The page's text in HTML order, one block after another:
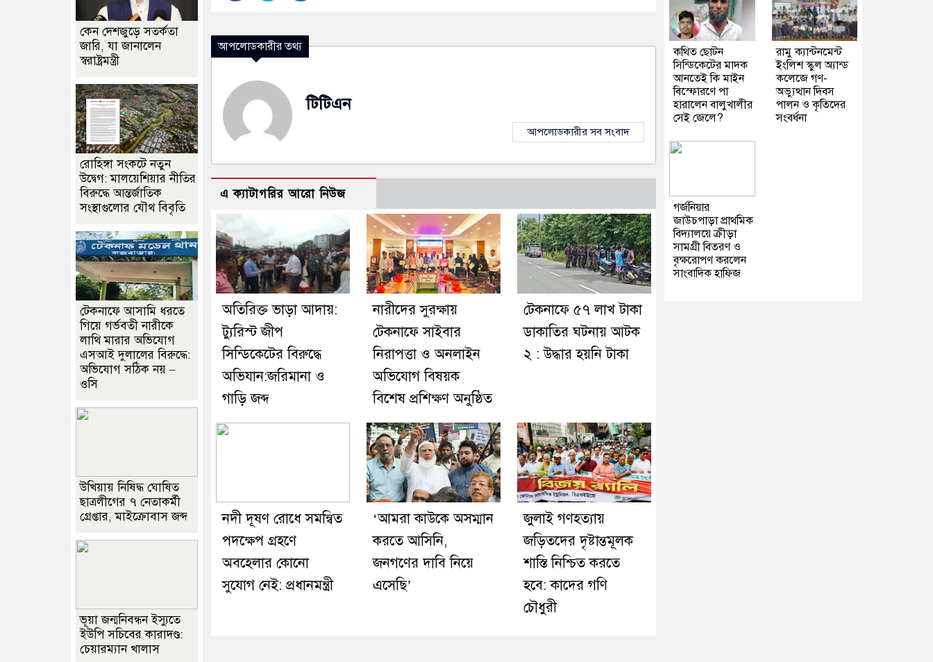
আপলোডকারীর তথ্য
টিটিএন
আপলোডকারীর সব সংবাদ
এ ক্যাটাগরির আরো নিউজ
অতিরিক্ত ভাড়া আদায়:
ট্যুরিস্ট জীপ
সিন্ডিকেটের বিরুদ্ধে
অভিযান:জরিমানা ও
গাড়ি জব্দ
নারীদের সুরক্ষায়
টেকনাফে সাইবার
নিরাপত্তা ও অনলাইন
অভিযোগ বিষয়ক
বিশেষ প্রশিক্ষণ অনুষ্ঠিত
টেকনাফে ৫৭ লাখ টাকা
ডাকাতির ঘটনায় আটক
২ : উদ্ধার হয়নি টাকা
নদী দূষণ রোধে সমন্বিত
পদক্ষেপ গ্রহণে
অবহেলার কোনো
সুযোগ নেই: প্রধানমন্ত্রী
‘আমরা কাউকে অসম্মান
করতে আসিনি,
জনগণের দাবি নিয়ে
এসেছি’
জুলাই গণহত্যায়
জড়িতদের দৃষ্টান্তমূলক
শাস্তি নিশ্চিত করতে
হবে: কাদের গণি
চৌধুরী
কেন দেশজুড়ে সতর্কতা
জারি, যা জানালেন
স্বরাষ্ট্রমন্ত্রী
রোহিঙ্গা সংকটে নতুন
উদ্বেগ: মালয়েশিয়ার নীতির
বিরুদ্ধে আন্তর্জাতিক
সংস্থাগুলোর যৌথ বিবৃতি
টেকনাফে আসামি ধরতে
গিয়ে গর্ভবতী নারীকে
লাথি মারার অভিযোগ
এসআই দুলালের বিরুদ্ধে:
অভিযোগ সঠিক নয় –
ওসি
উখিয়ায় নিষিদ্ধ ঘোষিত
ছাত্রলীগের ৭ নেতাকর্মী
গ্রেপ্তার, মাইক্রোবাস জব্দ
ভূয়া জন্মনিবন্ধন ইস্যুতে
ইউপি সচিবের কারাদণ্ড:
চেয়ারম্যান খালাস
কথিত ছোটন
সিন্ডিকেটের মাদক
আনতেই কি মাইন
বিস্ফোরণে পা
হারালেন বালুখালীর
সেই জেলে?
রামু ক্যান্টনমেন্ট
ইংলিশ স্কুল অ্যান্ড
কলেজে গণ-
অভ্যুত্থান দিবস
পালন ও কৃতিদের
সংবর্ধনা
গর্জনিয়ার
জাউচপাড়া প্রাথমিক
বিদ্যালয়ে ক্রীড়া
সামগ্রী বিতরণ ও
বৃক্ষরোপণ করলেন
সাংবাদিক হাফিজ